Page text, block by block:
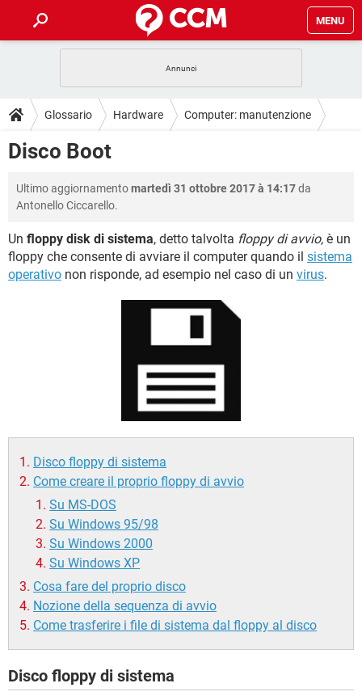
MENU
INTRATTENIMENTO ANDROID
iOS
TIKTOK
GUIDE
COVID-19
INTRATTENIMENTO
iOS WINDOWS 10
TIKTOK FACEBOOK
HARDWARE
DOWNLOAD
INTRATTENIMENTO
INSTAGRAM WHATSAPP
TIKTOK FACEBOOK
FORUM
INTRATTENIMENTO ANDROID
iOS WINDOWS 10
WHATSAPP
COVID-19 GAMING
INTRATTENIMENTO ANDROID
WINDOWS 10
WHATSAPP
FACEBOOK
Glossario Hardware Computer: manutenzione
Disco Boot
Ultimo aggiornamentomartedì 31 ottobre 2017 à 14:17da
Antonello Ciccarello.
Un floppy disk di sistema, detto talvolta floppy di avvio, è un
floppy che consente di avviare il computer quando il sistema
operativo non risponde, ad esempio nel caso di un virus.
Disco floppy di sistema
Come creare il proprio floppy di avvio
Su MS-DOS
Su Windows 95/98
Su Windows 2000
Su Windows XP
Cosa fare del proprio disco
Nozione della sequenza di avvio
Come trasferire i file di sistema dal floppy al disco
Disco floppy di sistema